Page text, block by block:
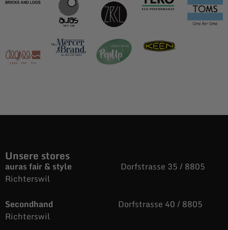
Unsere stores
auras fair & style Dorfstrasse 35 / 8805
Richterswil
Secondhand Dorfstrasse 40 / 8805
Richterswil